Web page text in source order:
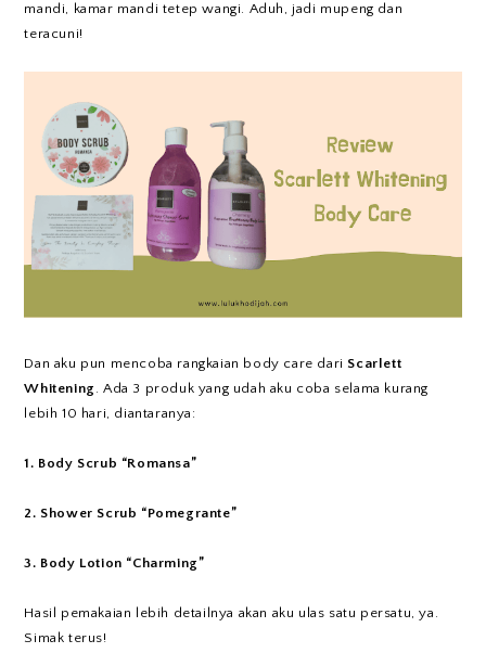
mandi, kamar mandi tetep wangi. Aduh, jadi mupeng dan
teracuni!
Dan aku pun mencoba rangkaian body care dari Scarlett
Whitening
. Ada 3 produk yang udah aku coba selama kurang
lebih 10 hari, diantaranya:
1. Body Scrub “Romansa”
2. Shower Scrub “Pomegrante”
3. Body Lotion “Charming”
Hasil pemakaian lebih detailnya akan aku ulas satu persatu, ya.
Simak terus!